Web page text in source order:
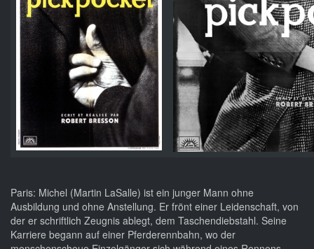
Paris: Michel (Martin LaSalle) ist ein junger Mann ohne
Ausbildung und ohne Anstellung. Er frönt einer Leidenschaft, von
der er schriftlich Zeugnis ablegt, dem Taschendiebstahl. Seine
Karriere begann auf einer Pferderennbahn, wo der